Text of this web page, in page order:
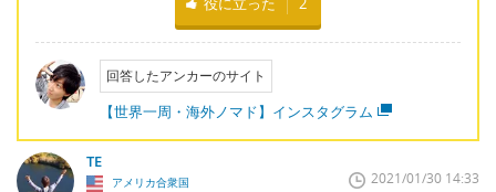
回答したアンカーのサイト
【世界一周・海外ノマド】インスタグラム
TE
アメリカ合衆国 2021/01/30 14:33